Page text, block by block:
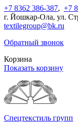
+7 8362 386-387, +7
г. Йошкар-Ола, ул.
textilegroup@bk.ru
Обратный звонок
Корзина
Показать корзину
Спецтекстиль групп